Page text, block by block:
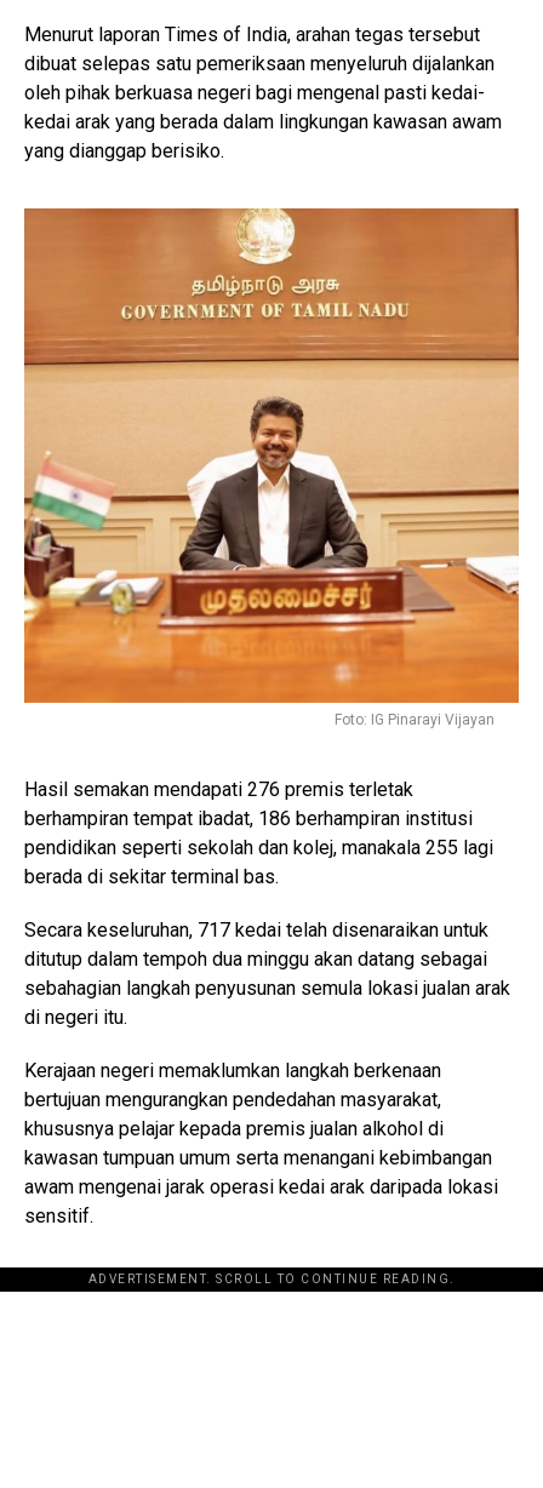
Menurut laporan Times of India, arahan tegas tersebut
dibuat selepas satu pemeriksaan menyeluruh dijalankan
oleh pihak berkuasa negeri bagi mengenal pasti kedai-
kedai arak yang berada dalam lingkungan kawasan awam
yang dianggap berisiko.
Foto: IG Pinarayi Vijayan
Hasil semakan mendapati 276 premis terletak
berhampiran tempat ibadat, 186 berhampiran institusi
pendidikan seperti sekolah dan kolej, manakala 255 lagi
berada di sekitar terminal bas.
Secara keseluruhan, 717 kedai telah disenaraikan untuk
ditutup dalam tempoh dua minggu akan datang sebagai
sebahagian langkah penyusunan semula lokasi jualan arak
di negeri itu.
Kerajaan negeri memaklumkan langkah berkenaan
bertujuan mengurangkan pendedahan masyarakat,
khususnya pelajar kepada premis jualan alkohol di
kawasan tumpuan umum serta menangani kebimbangan
awam mengenai jarak operasi kedai arak daripada lokasi
sensitif.
ADVERTISEMENT. SCROLL TO CONTINUE READING.